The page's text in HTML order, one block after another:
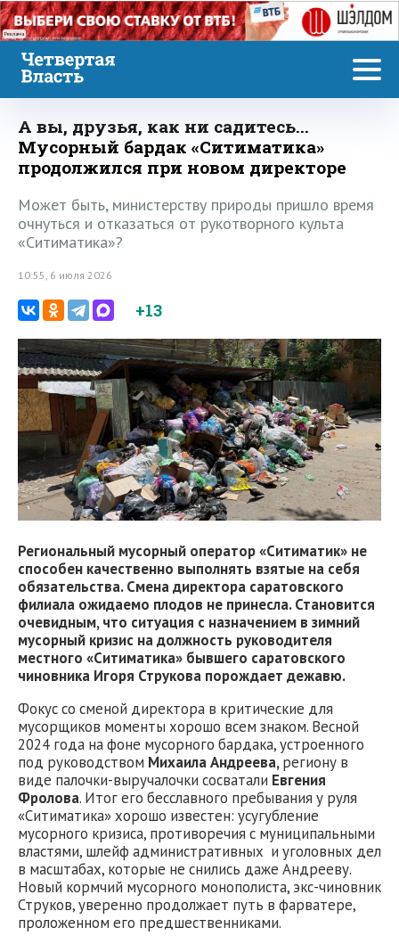
Реклама
А вы, друзья, как ни садитесь...
Мусорный бардак «Ситиматика»
продолжился при новом директоре
Может быть, министерству природы пришло время
очнуться и отказаться от рукотворного культа
«Ситиматика»?
10:55, 6 июля 2026
+13
Региональный мусорный оператор «Ситиматик» не
способен качественно выполнять взятые на себя
обязательства. Смена директора саратовского
филиала ожидаемо плодов не принесла. Становится
очевидным, что ситуация с назначением в зимний
мусорный кризис на должность руководителя
местного «Ситиматика» бывшего саратовского
чиновника Игоря Струкова порождает дежавю.
Фокус со сменой директора в критические для
мусорщиков моменты хорошо всем знаком. Весной
2024 года на фоне мусорного бардака, устроенного
под руководством Михаила Андреева,региону в
виде палочки-выручалочки сосватали Евгения
Фролова. Итог его бесславного пребывания у руля
«Ситиматика» хорошо известен: усугубление
мусорного кризиса, противоречия с муниципальными
властями, шлейф административных и уголовных дел
в масштабах, которые не снились даже Андрееву.
Новый кормчий мусорного монополиста, экс-чиновник
Струков, уверенно продолжает путь в фарватере,
проложенном его предшественниками.